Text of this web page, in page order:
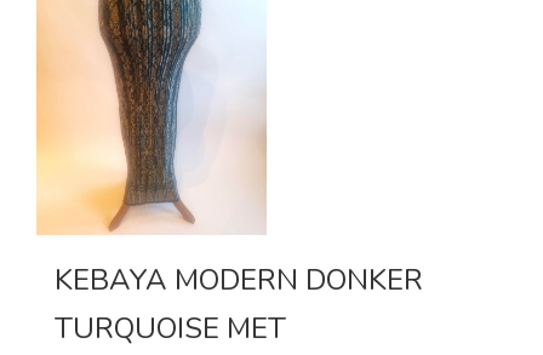
KEBAYA MODERN DONKER
TURQUOISE MET